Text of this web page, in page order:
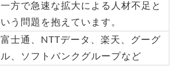
一方で急速な拡大による人材不足と
いう問題を抱えています。
富士通、NTTデータ、楽天、グーグ
ル、ソフトバンクグループなど